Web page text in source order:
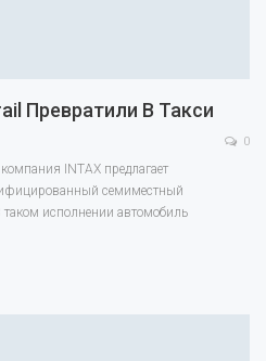
Превратили В Такси
0
INTAX предлагает
семиместный
исполнении автомобиль